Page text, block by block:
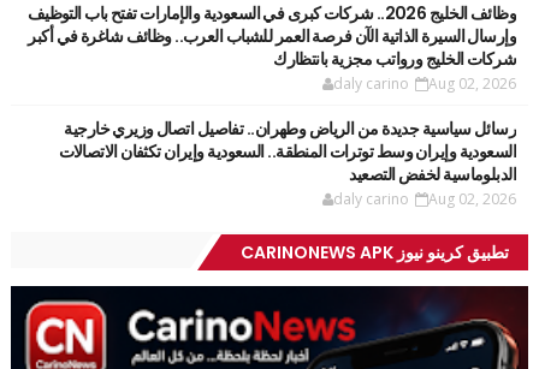
وظائف الخليج 2026.. شركات كبرى في السعودية والإمارات تفتح باب التوظيف
وإرسال السيرة الذاتية الآن فرصة العمر للشباب العرب.. وظائف شاغرة في أكبر
شركات الخليج ورواتب مجزية بانتظارك
daly carino Aug 02, 2026
رسائل سياسية جديدة من الرياض وطهران.. تفاصيل اتصال وزيري خارجية
السعودية وإيران وسط توترات المنطقة.. السعودية وإيران تكثفان الاتصالات
الدبلوماسية لخفض التصعيد
daly carino Aug 02, 2026
تطبيق كرينو نيوز CARINONEWS APK